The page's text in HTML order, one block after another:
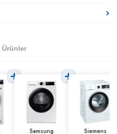
Ürünler
Samsung Siemens